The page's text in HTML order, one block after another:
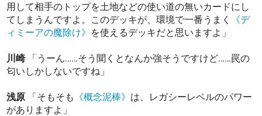
用して相手のトップを土地などの使い道の無いカードにし
てしまうんですよ。このデッキが、環境で一番うまく
《デ
ィミーアの魔除け》 を使えるデッキだと思いますよ」
川崎「うーん……そう聞くとなんか強そうですけど……罠の
匂いしかしないですね」
浅原 「そもそも 《概念泥棒》 は、レガシーレベルのパワー
がありますよ」